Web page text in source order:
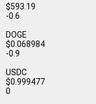
$593.19
-0.6
DOGE
$0.068984
-0.9
USDC
$0.999477
0